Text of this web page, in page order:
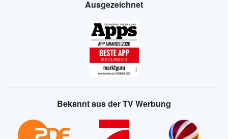
Ausgezeichnet
Bekannt aus der TV Werbung